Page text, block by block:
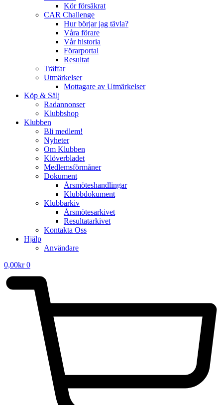
Kör försäkrat
CAR Challenge
Hur börjar jag tävla?
Våra förare
Vår historia
Förarportal
Resultat
Träffar
Utmärkelser
Mottagare av Utmärkelser
Köp & Sälj
Radannonser
Klubbshop
Klubben
Bli medlem!
Nyheter
Om Klubben
Klöverbladet
Medlemsförmåner
Dokument
Årsmöteshandlingar
Klubbdokument
Klubbarkiv
Årsmötesarkivet
Resultatarkivet
Kontakta Oss
Hjälp
Användare
0,00kr 0